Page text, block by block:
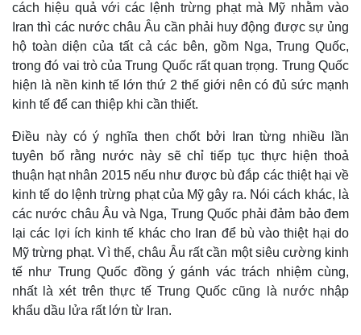
cách hiệu quả với các lệnh trừng phạt mà Mỹ nhằm vào
Iran thì các nước châu Âu cần phải huy động được sự ủng
hộ toàn diện của tất cả các bên, gồm Nga, Trung Quốc,
trong đó vai trò của Trung Quốc rất quan trọng. Trung Quốc
hiện là nền kinh tế lớn thứ 2 thế giới nên có đủ sức mạnh
kinh tế để can thiệp khi cần thiết.
Điều này có ý nghĩa then chốt bởi Iran từng nhiều lần
tuyên bố rằng nước này sẽ chỉ tiếp tục thực hiện thoả
thuận hạt nhân 2015 nếu như được bù đắp các thiệt hại về
kinh tế do lệnh trừng phạt của Mỹ gây ra. Nói cách khác, là
các nước châu Âu và Nga, Trung Quốc phải đảm bảo đem
lại các lợi ích kinh tế khác cho Iran để bù vào thiệt hại do
Mỹ trừng phạt. Vì thế, châu Âu rất cần một siêu cường kinh
tế như Trung Quốc đồng ý gánh vác trách nhiệm cùng,
nhất là xét trên thực tế Trung Quốc cũng là nước nhập
khẩu dầu lửa rất lớn từ Iran.